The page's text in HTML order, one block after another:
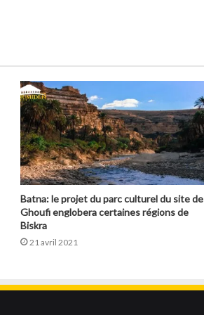
Batna: le projet du parc culturel du site de
Ghoufi englobera certaines régions de
Biskra
21 avril 2021